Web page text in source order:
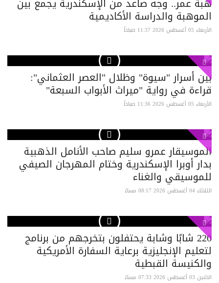
الموهبة والدراسة الأكاديمية
الأربعاء 05 أغسطس 2026 11:37 صباحاً
بين أسرار "سيوة" وظلال "العصر العثماني":
قراءة في رواية "ميراث الأبواب السبعة"
الأربعاء 05 أغسطس 2026 11:36 صباحاً
الموسيقار عمرو سليم صاحب الأنامل الذهبية
بدار أوبرا الإسكندرية وختام المهرجان الصيفي
للموسيقي والغناء
الثلاثاء 04 أغسطس 2026 08:17 مساءً
220 شابًا وشابة يحتفلون بتخرجهم من برنامج
لتعليم الإنجليزية برعاية السفارة الأمريكية
والكنيسة القبطية
الاثنين 03 أغسطس 2026 07:33 مساءً